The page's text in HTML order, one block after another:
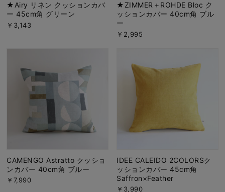
★Airy リネン クッションカバ
ー 45cm角 グリーン
￥3,143
★ZIMMER＋ROHDE Bloc ク
ッションカバー 40cm角 ブル
ー
￥2,995
CAMENGO Astratto クッショ
ンカバー 40cm角 ブルー
￥7,990
IDEE CALEIDO 2COLORSク
ッションカバー 45cm角
Saffron×Feather
￥3,990